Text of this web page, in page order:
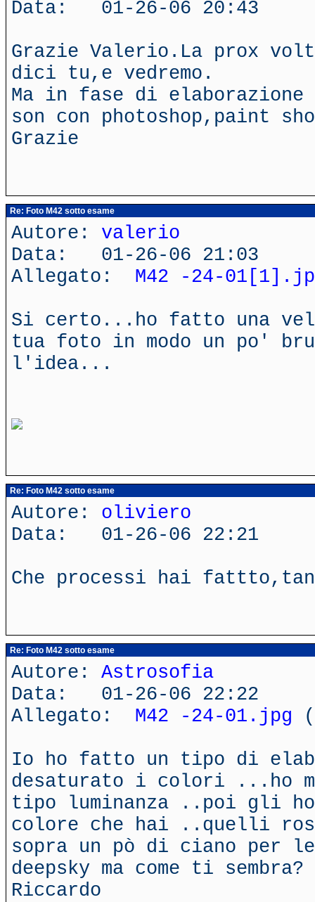
Data: 01-26-06 20:43
Grazie Valerio.La prox
dici tu,e vedremo.
Ma in fase di elaborazione
son con photoshop,paint
Grazie
Re: Foto M42 sotto esame
Autore: valerio
Data: 01-26-06 21:03
Allegato: M42 -24-
Si certo...ho fatto una
tua foto in modo un po'
l'idea...
Re: Foto M42 sotto esame
Autore: oliviero
Data: 01-26-06 22:21
Che processi hai
Re: Foto M42 sotto esame
Autore: Astrosofia
Data: 01-26-06 22:22
Allegato: M42 -24-01.jpg
Io ho fatto un tipo di
desaturato i colori ...ho
tipo luminanza ..poi gli
colore che hai ..quelli
sopra un pò di ciano per
deepsky ma come ti sembra?
Riccardo